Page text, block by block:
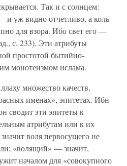
Так и с солнцем:
и уж видно отчетливо, а коль
для взора. Ибо свет его —
с. 233). Эти атрибуты
простотой бытийно-
монотеизмом ислама.
множество качеств,
именах», эпитетах. Ибн-
сводит эти эпитеты к
атрибутам или к их
воля первосущего не
«волящий» — значит,
началом для «совокупного